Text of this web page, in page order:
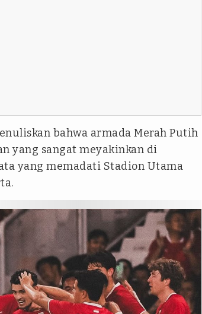
bahwa armada Merah Putih
yang sangat meyakinkan di
yang memadati Stadion Utama